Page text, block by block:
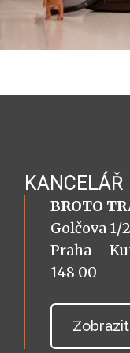
KANCELÁŘ
BROTO
Golčova 1/
Praha –
148 00